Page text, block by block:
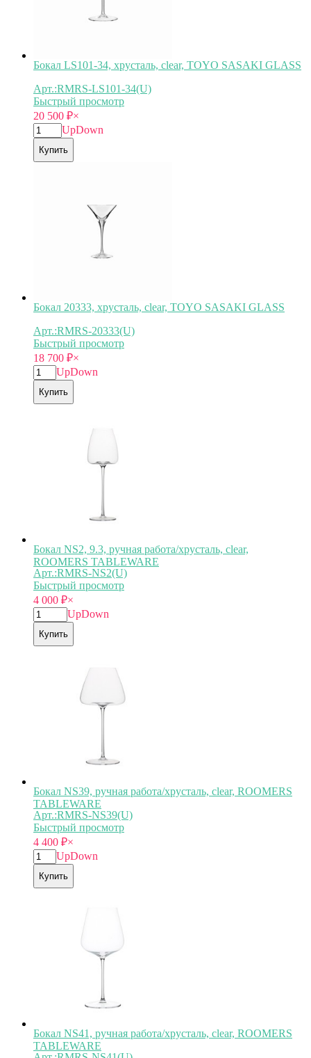
Бокал LS101-34, хрусталь, clear, TOYO SASAKI GLASS
Арт.:RMRS-LS101-34(U)
Быстрый просмотр
20 500 ₽×
UpDown
Купить
Бокал 20333, хрусталь, clear, TOYO SASAKI GLASS
Арт.:RMRS-20333(U)
Быстрый просмотр
18 700 ₽×
UpDown
Купить
Бокал NS2, 9.3, ручная работа/хрусталь, clear,
ROOMERS TABLEWARE
Арт.:RMRS-NS2(U)
Быстрый просмотр
4 000 ₽×
UpDown
Купить
Бокал NS39, ручная работа/хрусталь, clear, ROOMERS
TABLEWARE
Арт.:RMRS-NS39(U)
Быстрый просмотр
4 400 ₽×
UpDown
Купить
Бокал NS41, ручная работа/хрусталь, clear, ROOMERS
TABLEWARE